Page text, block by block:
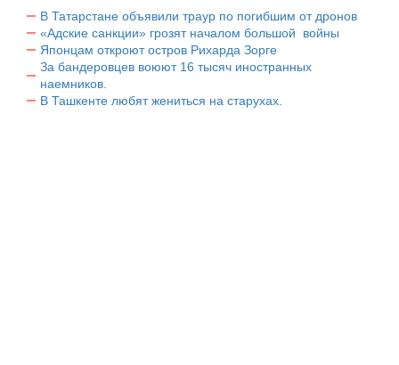
В Татарстане объявили траур по погибшим от дронов
«Адские санкции» грозят началом большой войны
Японцам откроют остров Рихарда Зорге
За бандеровцев воюют 16 тысяч иностранных
наемников.
В Ташкенте любят жениться на старухах.